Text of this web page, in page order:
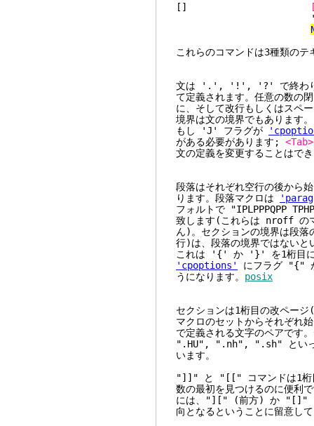
[]
'}' で始まる
これらのコマンドは3種類の
文は '.', '!', '?' で終わり、そ
て定義されます。任
に、そして改行もしくはスペ
境界は文の境界でもあります。
もし 'J' フラグが
がある必要があります; <Tab>
文の定義を変更することはで
段落はそれぞれ空行の後から
ります。段落マクロは
フォルトで "IPLPPPQPP
致します(これらは nroff のマ
ん)。セクションの境界は段
行)は、段落の境界ではないと
これは '{' か '}' を1桁目には
'cpoptions'
にフラグ "{"
うになります。 posix
セクションは1桁目の改ペー
マクロのセットからそれぞれ
で定義される文字のペアで
".HU", ".nh", ".sh" といっ
います。
"]]" と "[[" コマンドは1桁
数の最初を見つけるのに便
には、"][" (前方) か "[]" (後
向となるということに留意し